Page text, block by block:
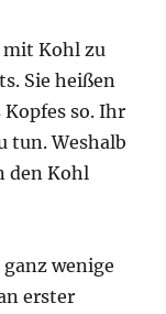
mit Kohl zu
Sie heißen
Kopfes so. Ihr
tun. Weshalb
den Kohl
wenige
erster